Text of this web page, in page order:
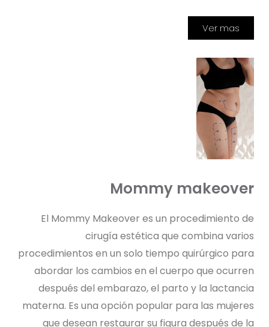
Ver mas
Mommy makeover
El Mommy Makeover es un procedimiento de
cirugía estética que combina varios
procedimientos en un solo tiempo quirúrgico para
abordar los cambios en el cuerpo que ocurren
después del embarazo, el parto y la lactancia
materna. Es una opción popular para las mujeres
que desean restaurar su figura después de la